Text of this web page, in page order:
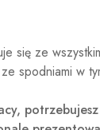
się ze
ze spodniami w